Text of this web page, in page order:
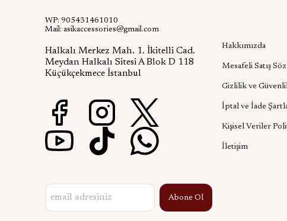
Hakkımızda
Mesafeli Satış
Gizlilik ve
İptal ve İade
Kişisel Veriler
İletişim
WP: 905431461010
Mail: asikaccessories@gmail.com
Halkalı Merkez Mah. 1. İkitelli Cad.
Meydan Halkalı Sitesi A Blok D 118
Küçükçekmece İstanbul
Abone Ol